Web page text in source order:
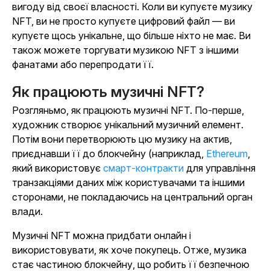
вигоду від своєї власності. Коли ви купуєте музику
NFT, ви не просто купуєте цифровий файл — ви
купуєте щось унікальне, що більше ніхто не має. Ви
також можете торгувати музикою NFT з іншими
фанатами або перепродати її.
Як працюють музичні NFT?
Розгляньмо, як працюють музичні NFT. По-перше,
художник створює унікальний музичний елемент.
Потім вони перетворюють цю музику на актив,
приєднавши її до блокчейну (наприклад, Ethereum,
який використовує смарт-контракти для управління
транзакціями даних між користувачами та іншими
сторонами, не покладаючись на центральний орган
влади.
Музичні NFT можна придбати онлайн і
використовувати, як хоче покупець. Отже, музика
стає частиною блокчейну, що робить її безпечною